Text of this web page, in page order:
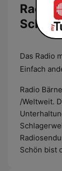
Radio
Das Radio
Einfach
Radio
/Weltweit.
Schön bist